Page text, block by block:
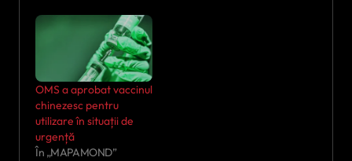
OMS a aprobat vaccinul
chinezesc pentru
utilizare în situații de
urgență
În „MAPAMOND”